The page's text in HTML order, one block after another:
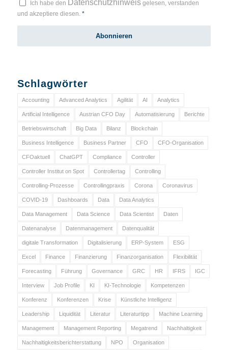
Ich habe den Datenschutzhinweisgelesen, verstanden
und akzeptiere diesen. *
Schlagwörter
Accounting Advanced Analytics Agilität AI Analytics
Artificial Intelligence Austrian CFO Day Automatisierung Berichte
Betriebswirtschaft Big Data Bilanz Blockchain
Business Intelligence Business Partner CFO CFO-Organisation
CFOaktuell ChatGPT Compliance Controller
Controller Institut on Spot Controllertag Controlling
Controlling-Prozesse Controllingpraxis Corona Coronavirus
COVID-19 Dashboards Data Data Analytics
Data Management Data Science Data Scientist Daten
Datenanalyse Datenmanagement Datenqualität
digitale Transformation Digitalisierung ERP-System ESG
Excel Finance Finanzierung Finanzorganisation Flexibilität
Forecasting Führung Governance GRC HR IFRS IGC
Interview Job Profile KI KI-Technologie Kompetenzen
Konferenz Konferenzen Krise Künstliche Intelligenz
Leadership Liquidität Literatur Literaturtipp Machine Learning
Management Management Reporting Megatrend Nachhaltigkeit
Nachhaltigkeitsberichterstattung NPO Organisation